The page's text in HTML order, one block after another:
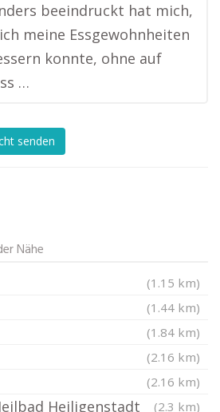
beeindruckt hat mich,
meine Essgewohnheiten
konnte, ohne auf
…
senden
Nähe
(1.15 km)
(1.44 km)
(1.84 km)
(2.16 km)
(2.16 km)
Heiligenstadt (2.3 km)